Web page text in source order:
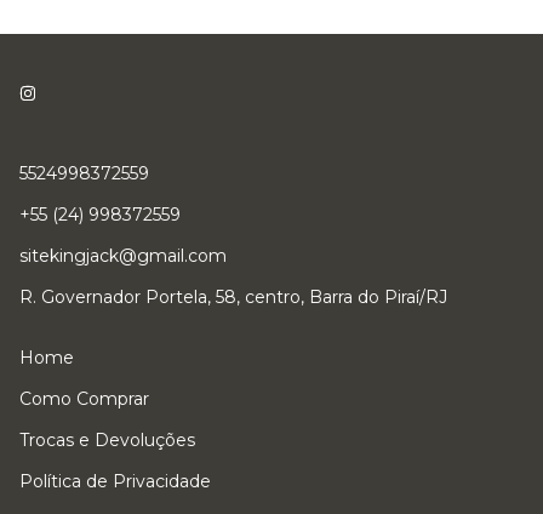
5524998372559
+55 (24) 998372559
sitekingjack@gmail.com
R. Governador Portela, 58, centro, Barra do Piraí/RJ
Home
Como Comprar
Trocas e Devoluções
Política de Privacidade